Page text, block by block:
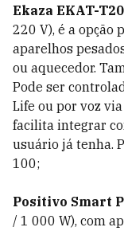
Ekaza EKAT-
220 V), é a opção
aparelhos
ou aquecedor.
Pode ser
Life ou por voz
facilita integrar
usuário já tenha.
100;
Positivo Smart
/ 1 000 W), com